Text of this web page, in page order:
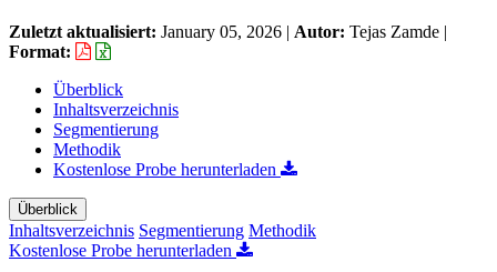
Zuletzt aktualisiert: January 05, 2026 | Autor: Tejas Zamde |
Format:
Überblick
Inhaltsverzeichnis
Segmentierung
Methodik
Kostenlose Probe herunterladen
Überblick
Inhaltsverzeichnis Segmentierung Methodik
Kostenlose Probe herunterladen